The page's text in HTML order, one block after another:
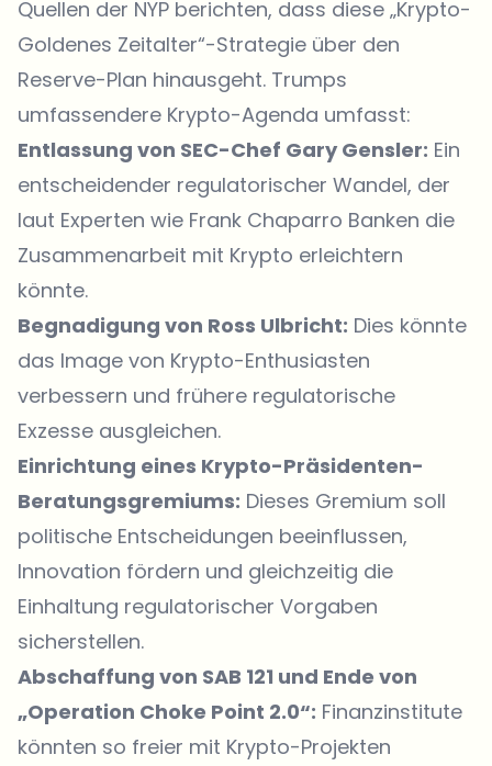
Quellen der NYP berichten, dass diese „Krypto-
Goldenes Zeitalter“-Strategie über den
Reserve-Plan hinausgeht. Trumps
umfassendere Krypto-Agenda umfasst:
Entlassung von SEC-Chef Gary Gensler: Ein
entscheidender regulatorischer Wandel, der
laut Experten wie Frank Chaparro Banken die
Zusammenarbeit mit Krypto erleichtern
könnte.
Begnadigung von Ross Ulbricht: Dies könnte
das Image von Krypto-Enthusiasten
verbessern und frühere regulatorische
Exzesse ausgleichen.
Einrichtung eines Krypto-Präsidenten-
Beratungsgremiums: Dieses Gremium soll
politische Entscheidungen beeinflussen,
Innovation fördern und gleichzeitig die
Einhaltung regulatorischer Vorgaben
sicherstellen.
Abschaffung von SAB 121 und Ende von
„Operation Choke Point 2.0“: Finanzinstitute
könnten so freier mit Krypto-Projekten